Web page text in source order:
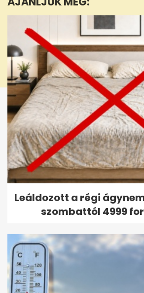
seconds
Leáldozott a régi
szombattól 4999